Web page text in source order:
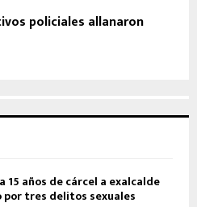
policiales allanaron
15 años de cárcel a exalcalde
por tres delitos sexuales